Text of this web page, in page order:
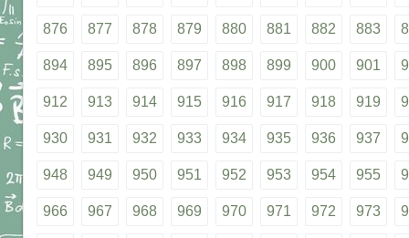
876 877 878 879 880 881 882 883
894 895 896 897 898 899 900 901
912 913 914 915 916 917 918 919
930 931 932 933 934 935 936 937
948 949 950 951 952 953 954 955
966 967 968 969 970 971 972 973